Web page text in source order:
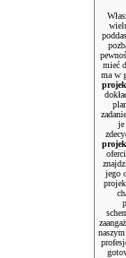
mieć
ma w
je
jego